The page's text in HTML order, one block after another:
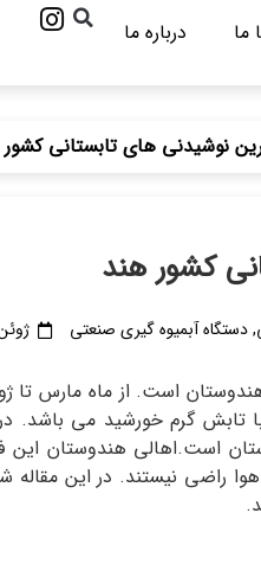
ما درباره ما
,دستگاه آبمیوه گیری صنعتی ژوئن 19,
است. از ماه مارس تا
تابش گرم خورشید می باشد.
است.اهالی هندوستان